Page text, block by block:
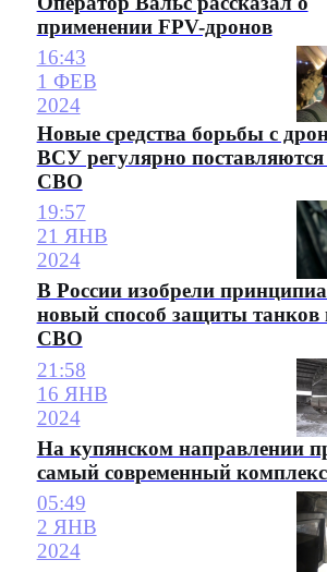
применении FPV-дронов
16:43
1 ФЕВ
2024
Новые средства борьбы с
ВСУ регулярно поставляются
СВО
19:57
21 ЯНВ
2024
В России изобрели
новый способ защиты танков
СВО
21:58
16 ЯНВ
2024
На купянском направлении
самый современный
05:49
2 ЯНВ
2024